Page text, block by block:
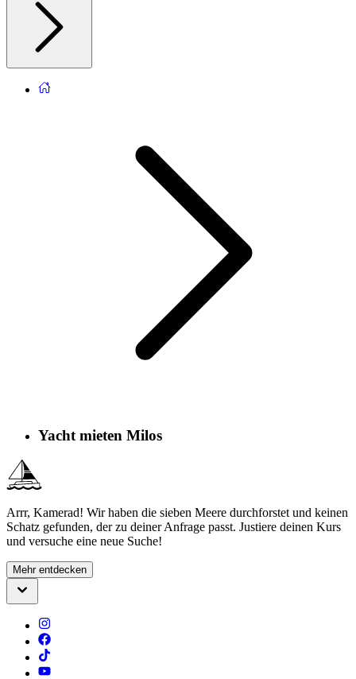
Yacht mieten Milos
Arrr, Kamerad! Wir haben die sieben Meere durchforstet und keinen
Schatz gefunden, der zu deiner Anfrage passt. Justiere deinen Kurs
und versuche eine neue Suche!
Mehr entdecken